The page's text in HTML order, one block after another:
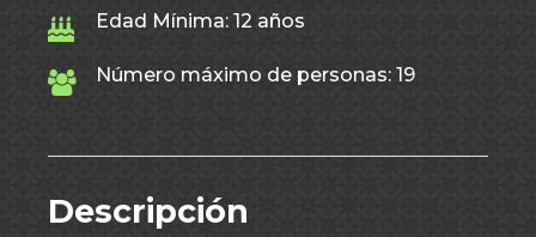
Edad Mínima: 12 años
Número máximo de personas: 19
Descripción